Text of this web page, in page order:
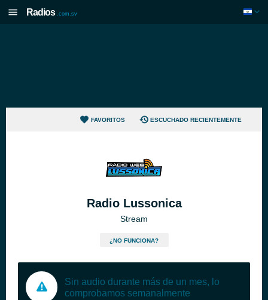
Radios .com.sv
FAVORITOS ESCUCHADO RECIENTEMENTE
Radio Lussonica
Stream
¿NO FUNCIONA?
Sin audio durante más de un mes, lo
comprobamos semanalmente